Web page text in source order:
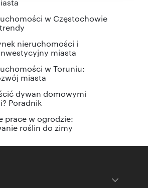
w Częstochowie
nieruchomości i
miasta
w Toruniu:
miasta
dywan domowymi
Poradnik
prace w ogrodzie:
roślin do zimy